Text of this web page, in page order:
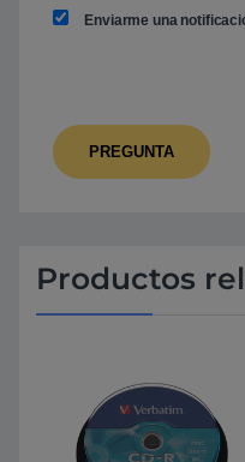
Enviarme una
Productos